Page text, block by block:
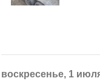
воскресенье, 1